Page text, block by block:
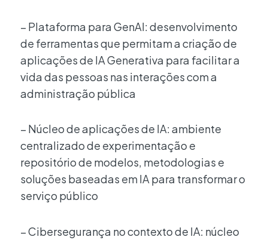
– Plataforma para GenAI: desenvolvimento
de ferramentas que permitam a criação de
aplicações de IA Generativa para facilitar a
vida das pessoas nas interações com a
administração pública
– Núcleo de aplicações de IA: ambiente
centralizado de experimentação e
repositório de modelos, metodologias e
soluções baseadas em IA para transformar o
serviço público
– Cibersegurança no contexto de IA: núcleo